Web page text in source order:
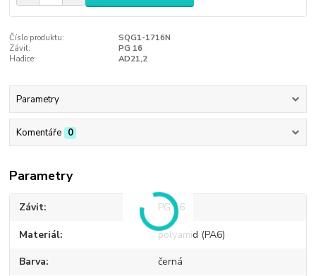
Číslo produktu:
SQG1-1716N
Závit:
PG 16
Hadice:
AD21,2
Parametry
Komentáře 0
Parametry
Závit PG 16
Materiál polyamid (PA6)
Barva černá